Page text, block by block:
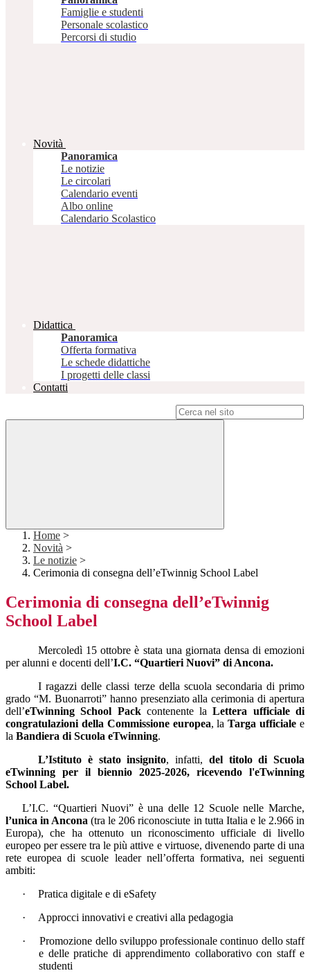
Famiglie e studenti
Personale scolastico
Percorsi di studio
Novità
Panoramica
Le notizie
Le circolari
Calendario eventi
Albo online
Calendario Scolastico
Didattica
Panoramica
Offerta formativa
Le schede didattiche
I progetti delle classi
Contatti
Home >
Novità >
Le notizie >
Cerimonia di consegna dell’eTwinnig School Label
Cerimonia di consegna dell’eTwinnig
School Label
Mercoledì 15 ottobre è stata una giornata densa di emozioni
per alunni e docenti dell’I.C. “Quartieri Nuovi” di Ancona.
I ragazzi delle classi terze della scuola secondaria di primo
grado “M. Buonarroti” hanno presenziato alla cerimonia di apertura
dell’eTwinning School Pack contenente laLettera ufficiale di
congratulazioni della Commissione europea, laTarga ufficialee
la Bandiera di Scuola eTwinning.
L’Istituto è stato insignito, infatti, del titolo di Scuola
eTwinning per il biennio 2025-2026, ricevendo l'eTwinning
School Label.
L’I.C. “Quartieri Nuovi” è una delle 12 Scuole nelle Marche,
l’unica in Ancona (tra le 206 riconosciute in tutta Italia e le 2.966 in
Europa), che ha ottenuto un riconoscimento ufficiale di livello
europeo per essere tra le più attive e virtuose, divenendo parte di una
rete europea di scuole leader nell’offerta formativa, nei seguenti
ambiti:
·
Pratica digitale e di eSafety
·
Approcci innovativi e creativi alla pedagogia
·
Promozione dello sviluppo professionale continuo dello staff
e delle pratiche di apprendimento collaborativo con staff e
studenti